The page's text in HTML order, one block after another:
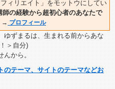
ィリエイト」をモットウにしてい
の経験から超初心者のあなたで
→ プロフィール
ゆずまるは、生まれる前からあな
＞自分)
から。
のテーマ、サイトのテーマなどお